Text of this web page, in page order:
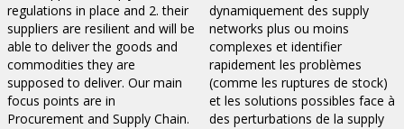
regulations in place and 2. their
suppliers are resilient and will be
able to deliver the goods and
commodities they are
supposed to deliver. Our main
focus points are in
Procurement and Supply Chain.
dynamiquement des supply
networks plus ou moins
complexes et identifier
rapidement les problèmes
(comme les ruptures de stock)
et les solutions possibles face à
des perturbations de la supply